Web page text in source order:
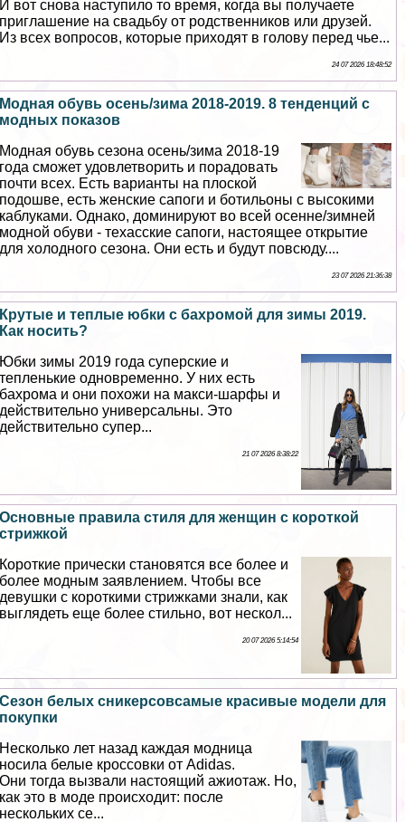
И вот снова наступило то время, когда вы получаете
приглашение на свадьбу от родственников или друзей.
Из всех вопросов, которые приходят в голову перед чье...
24 07 2026 18:48:52
Модная обувь осень/зима 2018-2019. 8 тенденций с
модных показов
Модная обувь сезона осень/зима 2018-19
года сможет удовлетворить и порадовать
почти всех. Есть варианты на плоской
подошве, есть женские сапоги и ботильоны с высокими
каблуками. Однако, доминируют во всей осенне/зимней
модной обуви - техасские сапоги, настоящее открытие
для холодного сезона. Они есть и будут повсюду....
23 07 2026 21:36:38
Крутые и теплые юбки с бахромой для зимы 2019.
Как носить?
Юбки зимы 2019 года суперские и
тепленькие одновременно. У них есть
бахрома и они похожи на макси-шарфы и
действительно универсальны. Это
действительно супер...
21 07 2026 8:38:22
Основные правила стиля для женщин с короткой
стрижкой
Короткие прически становятся все более и
более модным заявлением. Чтобы все
дeвyшки с короткими стрижками знали, как
выглядеть еще более стильно, вот нескол...
20 07 2026 5:14:54
Сезон белых сникерсовсамые красивые модели для
покупки
Несколько лет назад каждая модница
носила белые кроссовки от Adidas.
Они тогда вызвали настоящий ажиотаж. Но,
как это в моде происходит: после
нескольких се...